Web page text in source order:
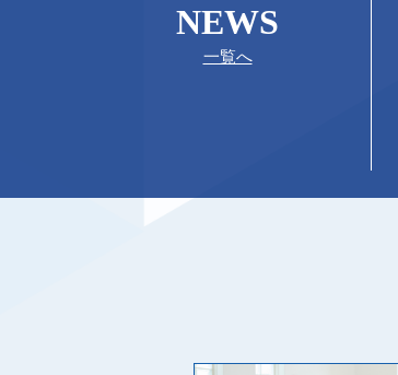
NEWS
一覧へ